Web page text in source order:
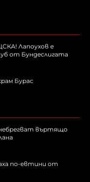
Лапоухов е
от Бундеслигата
Бурас
въртящо
по-евтини от